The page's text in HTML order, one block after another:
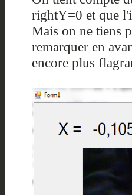
rightY=0 et que
Mais on ne tiens
remarquer en
encore plus